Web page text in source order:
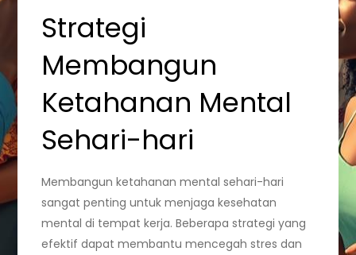
Strategi
Membangun
Ketahanan Mental
Sehari-hari
Membangun ketahanan mental sehari-hari
sangat penting untuk menjaga kesehatan
mental di tempat kerja. Beberapa strategi yang
efektif dapat membantu mencegah stres dan